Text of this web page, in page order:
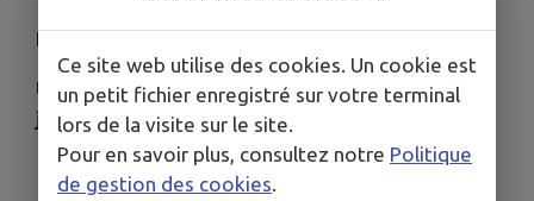
La Journée « Zéro Déchet »
Une fois par période, le centre organise une
journée zéro déchet .
Les enfants sont associés en amont : ils
Ce site web utilise des cookies. Un cookie est
un petit fichier enregistré sur votre terminal
lors de la visite sur le site.
Pour en savoir plus, consultez notre Politique
de gestion des cookies